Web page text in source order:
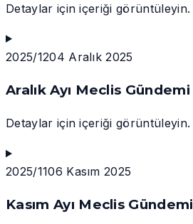
Detaylar için içeriği görüntüleyin.
2025/1204 Aralık 2025
Aralık Ayı Meclis Gündemi
Detaylar için içeriği görüntüleyin.
2025/1106 Kasım 2025
Kasım Ayı Meclis Gündemi